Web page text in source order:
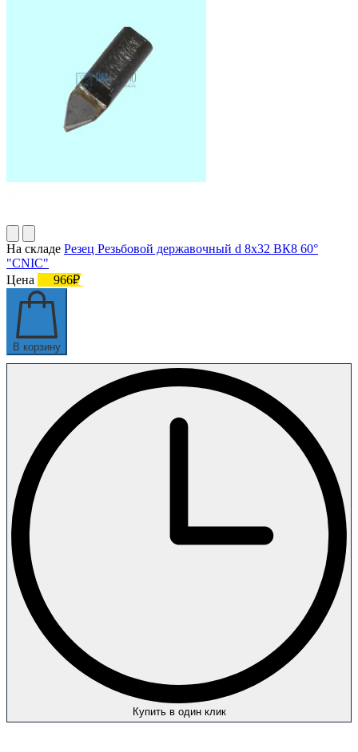
На складе Резец Резьбовой державочный d 8х32 ВК8 60°
"CNIC"
Цена
966₽
В корзину
Купить в один клик